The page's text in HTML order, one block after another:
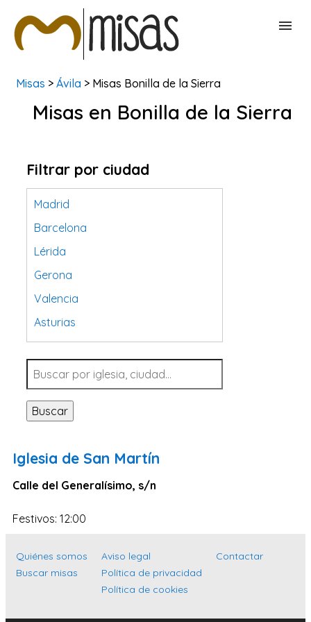
BUSCAR MISAS
Misas > Ávila > Misas Bonilla de la Sierra
Misas en Bonilla de la Sierra
Filtrar por ciudad
Madrid
Barcelona
Lérida
Gerona
Valencia
Asturias
Tarragona
Navarra
Valladolid
Sevilla
Santa Cruz de Tenerife
Cantabria
Islas Baleares
Málaga
Buscar
Iglesia de San Martín
Calle del Generalísimo, s/n
Festivos: 12:00
Quiénes somos
Buscar misas
Aviso legal
Política de privacidad
Política de cookies
Contactar